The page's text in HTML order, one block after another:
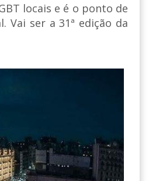
locais e é o ponto de
Vai ser a 31ª edição da